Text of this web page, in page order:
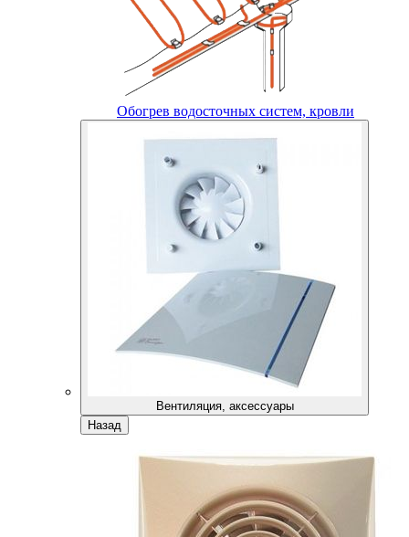
Обогрев водосточных систем, кровли
Вентиляция, аксессуары
Назад